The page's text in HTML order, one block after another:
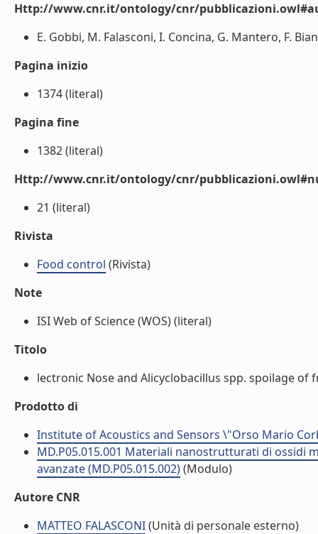
Http://www.cnr.it/ontology/cnr/
E. Gobbi, M. Falasconi, I. Concina, G. Mantero, F.
Pagina inizio
1374 (literal)
Pagina fine
1382 (literal)
Http://www.cnr.it/ontology/cnr/
21 (literal)
Rivista
Food control (Rivista)
Note
ISI Web of Science (WOS) (literal)
Titolo
lectronic Nose and Alicyclobacillus spp. spoilage
Prodotto di
Institute of Acoustics and Sensors \"Orso Mario
MD.P05.015.001 Materiali nanostrutturati di ossidi
avanzate (MD.P05.015.002)(Modulo)
Autore CNR
MATTEO FALASCONI(Unità di personale esterno)